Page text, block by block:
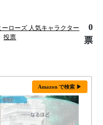
ローズ 人気キャラクター
投票
0
票
Amazon で検索 ▶